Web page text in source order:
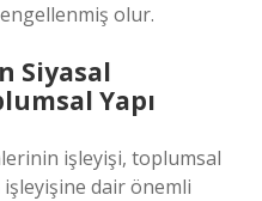
olur.
Siyasal
Yapı
işleyişi, toplumsal
işleyişine dair önemli